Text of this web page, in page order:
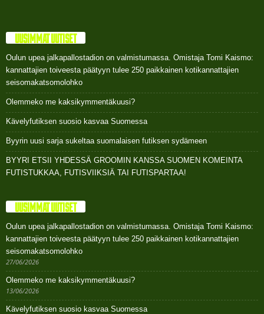
UUSIMMAT UUTISET
Oulun upea jalkapallostadion on valmistumassa. Omistaja Tomi Kaismo:
kannattajien toiveesta päätyyn tulee 250 paikkainen kotikannattajien
seisomakatsomolohko
Olemmeko me kaksikymmentäkuusi?
Kävelyfutiksen suosio kasvaa Suomessa
Byyrin uusi sarja sukeltaa suomalaisen futiksen sydämeen
BYYRI ETSII YHDESSÄ GROOMIN KANSSA SUOMEN KOMEINTA
FUTISTUKKAA, FUTISVIIKSIÄ TAI FUTISPARTAA!
UUSIMMAT UUTISET
Oulun upea jalkapallostadion on valmistumassa. Omistaja Tomi Kaismo:
kannattajien toiveesta päätyyn tulee 250 paikkainen kotikannattajien
seisomakatsomolohko
27/06/2026
Olemmeko me kaksikymmentäkuusi?
13/06/2026
Kävelyfutiksen suosio kasvaa Suomessa